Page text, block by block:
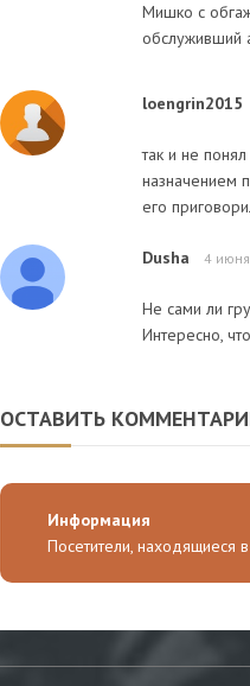
Мишко с
обслуживший
loengrin2015
так и не
назначением
его
Dusha 4
Не сами ли
Интересно,
ОСТАВИТЬ
Информация
Посетители, находящиеся